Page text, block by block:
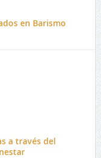
en Barismo
a través del